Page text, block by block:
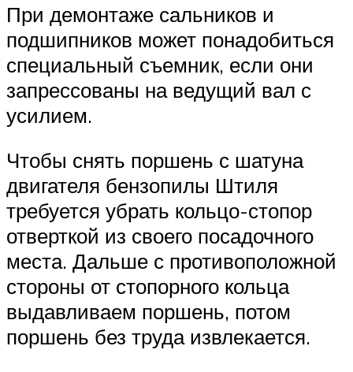
При демонтаже сальников и
подшипников может понадобиться
специальный съемник, если они
запрессованы на ведущий вал с
усилием.
Чтобы снять поршень с шатуна
двигателя бензопилы Штиля
требуется убрать кольцо-стопор
отверткой из своего посадочного
места. Дальше с противоположной
стороны от стопорного кольца
выдавливаем поршень, потом
поршень без труда извлекается.